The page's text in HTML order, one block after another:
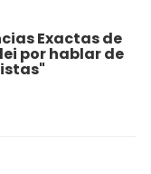
Exactas de
por hablar de